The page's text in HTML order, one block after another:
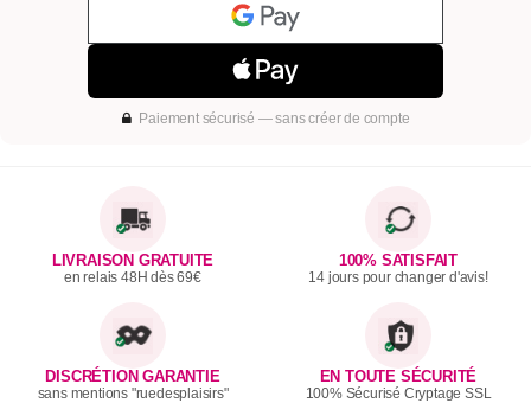
Paiement sécurisé — sans créer de compte
LIVRAISON GRATUITE
en relais 48H dès 69€
100% SATISFAIT
14 jours pour changer d'avis!
DISCRÉTION GARANTIE
sans mentions "ruedesplaisirs"
EN TOUTE SÉCURITÉ
100% Sécurisé Cryptage SSL